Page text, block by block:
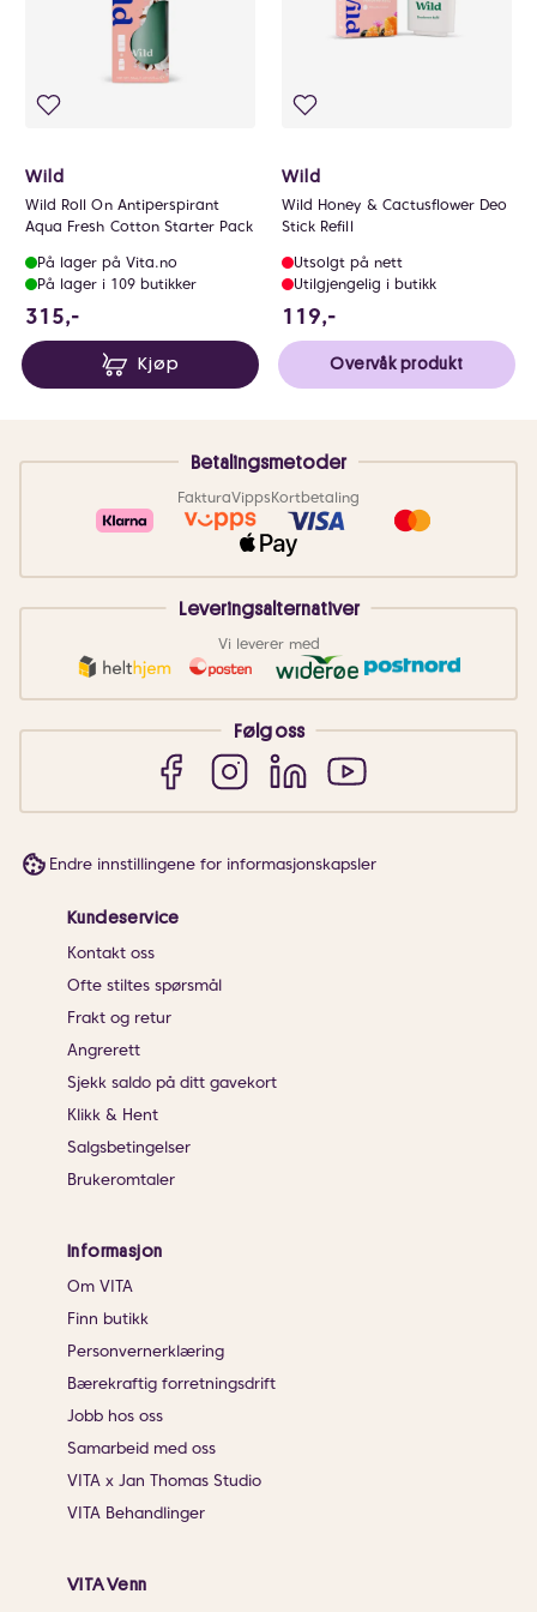
Wild
Wild Roll On Antiperspirant
Aqua Fresh Cotton Starter Pack
På lager på Vita.no
På lager i 109 butikker
315,-
Kjøp
Wild
Wild Honey & Cactusflower Deo
Stick Refill
Utsolgt på nett
Utilgjengelig i butikk
119,-
Overvåk produkt
Betalingsmetoder
FakturaVippsKortbetaling
Leveringsalternativer
Vi leverer med
Følg oss
Endre innstillingene for informasjonskapsler
Kundeservice
Kontakt oss
Ofte stiltes spørsmål
Frakt og retur
Angrerett
Sjekk saldo på ditt gavekort
Klikk & Hent
Salgsbetingelser
Brukeromtaler
Informasjon
Om VITA
Finn butikk
Personvernerklæring
Bærekraftig forretningsdrift
Jobb hos oss
Samarbeid med oss
VITA x Jan Thomas Studio
VITA Behandlinger
VITA Venn